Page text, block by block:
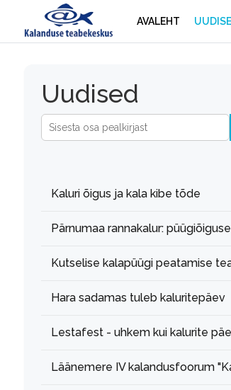
AVALEHT
Uudised
Sisesta osa pealkirjast
Kaluri õigus ja kala kibe tõde
Pärnumaa rannakalur:
Kutselise kalapüügi peatamise
Hara sadamas tuleb kaluritepäev
Lestafest - uhkem kui kalurite
Läänemere IV kalandusfoorum